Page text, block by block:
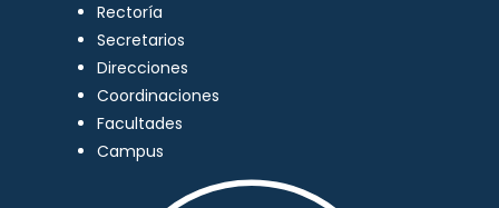
Rectoría
Secretarios
Direcciones
Coordinaciones
Facultades
Campus